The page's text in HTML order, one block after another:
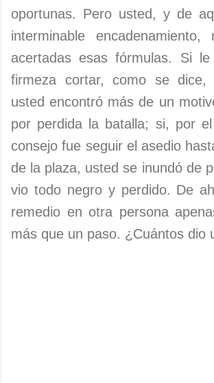
oportunas. Pero usted, y de
interminable encadenamiento,
acertadas esas fórmulas. Si
firmeza cortar, como se
usted encontró más de un
por perdida la batalla; si, por
consejo fue seguir el asedio
de la plaza, usted se inundó de
vio todo negro y perdido. De
remedio en otra persona
más que un paso. ¿Cuántos dio